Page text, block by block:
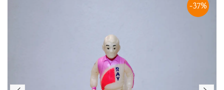
-37%